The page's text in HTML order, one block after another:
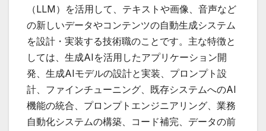
（LLM）を活用して、テキストや画像、音声など
の新しいデータやコンテンツの自動生成システム
を設計・実装する技術職のことです。主な特徴と
しては、生成AIを活用したアプリケーション開
発、生成AIモデルの設計と実装、プロンプト設
計、ファインチューニング、既存システムへのAI
機能の統合、プロンプトエンジニアリング、業務
自動化システムの構築、コード補完、データの前